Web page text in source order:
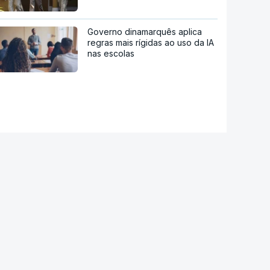
Governo dinamarquês aplica
regras mais rígidas ao uso da IA
nas escolas